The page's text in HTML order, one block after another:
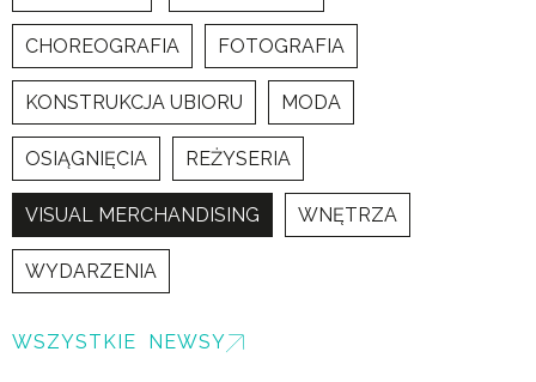
CHOREOGRAFIA FOTOGRAFIA
KONSTRUKCJA UBIORU MODA
OSIĄGNIĘCIA REŻYSERIA
VISUAL MERCHANDISING WNĘTRZA
WYDARZENIA
WSZYSTKIE NEWSY